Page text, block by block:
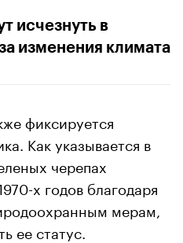
исчезнуть в
изменения климата
фиксируется
Как указывается в
черепах
х годов благодаря
мерам,
ее статус.